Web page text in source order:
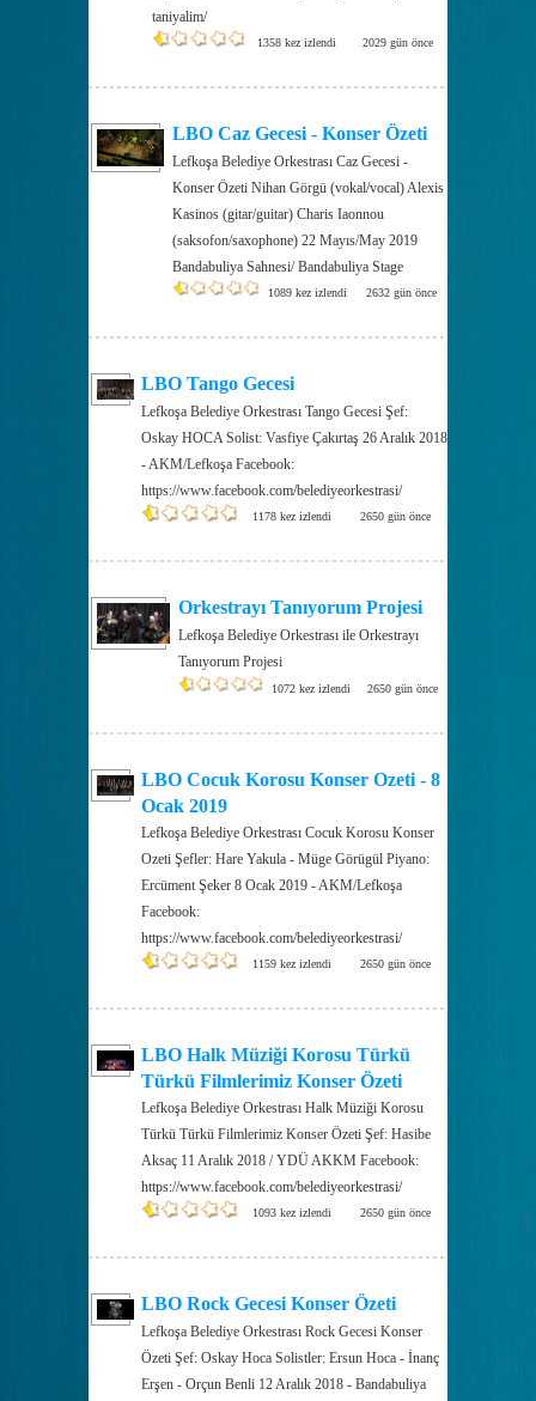
taniyalim/
1358 kez izlendi 2029 gün önce
LBO Caz Gecesi - Konser Özeti
Lefkoşa Belediye Orkestrası Caz Gecesi -
Konser Özeti Nihan Görgü (vokal/vocal) Alexis
Kasinos (gitar/guitar) Charis Iaonnou
(saksofon/saxophone) 22 Mayıs/May 2019
Bandabuliya Sahnesi/ Bandabuliya Stage
1089 kez izlendi 2632 gün önce
LBO Tango Gecesi
Lefkoşa Belediye Orkestrası Tango Gecesi Şef:
Oskay HOCA Solist: Vasfiye Çakırtaş 26 Aralık 2018
- AKM/Lefkoşa Facebook:
https://www.facebook.com/belediyeorkestrasi/
1178 kez izlendi 2650 gün önce
Orkestrayı Tanıyorum Projesi
Lefkoşa Belediye Orkestrası ile Orkestrayı
Tanıyorum Projesi
1072 kez izlendi 2650 gün önce
LBO Cocuk Korosu Konser Ozeti - 8
Ocak 2019
Lefkoşa Belediye Orkestrası Cocuk Korosu Konser
Ozeti Şefler: Hare Yakula - Müge Görügül Piyano:
Ercüment Şeker 8 Ocak 2019 - AKM/Lefkoşa
Facebook:
https://www.facebook.com/belediyeorkestrasi/
1159 kez izlendi 2650 gün önce
LBO Halk Müziği Korosu Türkü
Türkü Filmlerimiz Konser Özeti
Lefkoşa Belediye Orkestrası Halk Müziği Korosu
Türkü Türkü Filmlerimiz Konser Özeti Şef: Hasibe
Aksaç 11 Aralık 2018 / YDÜ AKKM Facebook:
https://www.facebook.com/belediyeorkestrasi/
1093 kez izlendi 2650 gün önce
LBO Rock Gecesi Konser Özeti
Lefkoşa Belediye Orkestrası Rock Gecesi Konser
Özeti Şef: Oskay Hoca Solistler: Ersun Hoca - İnanç
Erşen - Orçun Benli 12 Aralık 2018 - Bandabuliya